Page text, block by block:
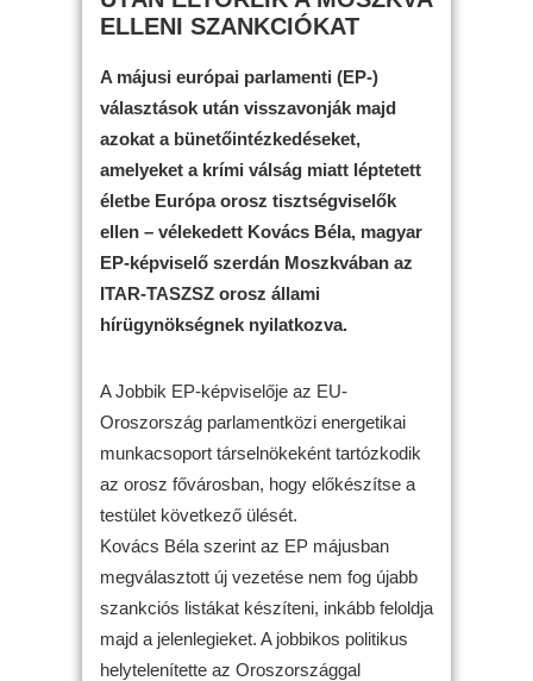
ELLENI SZANKCIÓKAT
A májusi európai parlamenti (EP-)
választások után visszavonják majd
azokat a bünetőintézkedéseket,
amelyeket a krími válság miatt léptetett
életbe Európa orosz tisztségviselők
ellen – vélekedett Kovács Béla, magyar
EP-képviselő szerdán Moszkvában az
ITAR-TASZSZ orosz állami
hírügynökségnek nyilatkozva.
A Jobbik EP-képviselője az EU-
Oroszország parlamentközi energetikai
munkacsoport társelnökeként tartózkodik
az orosz fővárosban, hogy előkészítse a
testület következő ülését.
Kovács Béla szerint az EP májusban
megválasztott új vezetése nem fog újabb
szankciós listákat készíteni, inkább feloldja
majd a jelenlegieket. A jobbikos politikus
helytelenítette az Oroszországgal